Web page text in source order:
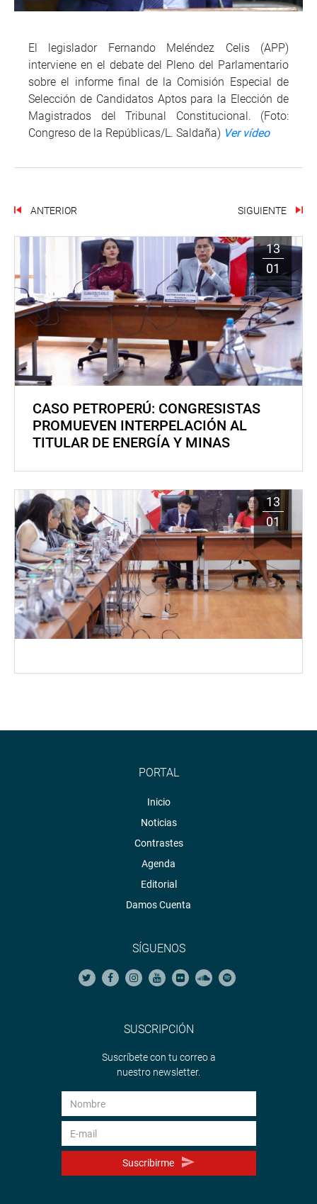
El legislador Fernando Meléndez Celis (APP)
interviene en el debate del Pleno del Parlamentario
sobre el informe final de la Comisión Especial de
Selección de Candidatos Aptos para la Elección de
Magistrados del Tribunal Constitucional. (Foto:
Congreso de la Repúblicas/L. Saldaña) Ver vídeo
ANTERIOR SIGUIENTE
13
01
CASO PETROPERÚ: CONGRESISTAS
PROMUEVEN INTERPELACIÓN AL
TITULAR DE ENERGÍA Y MINAS
13
01
PORTAL
Inicio
Noticias
Contrastes
Agenda
Editorial
Damos Cuenta
SÍGUENOS
SUSCRIPCIÓN
Suscríbete con tu correo a
nuestro newsletter.
Suscribirme